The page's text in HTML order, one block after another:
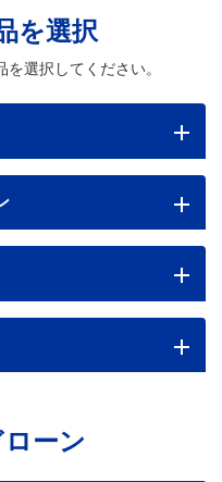
を選択
選択してください。
ーン